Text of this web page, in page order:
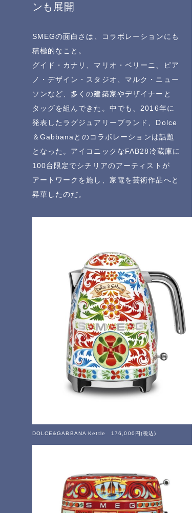
ンも展開
SMEGの面白さは、コラボレーションにも
積極的なこと。
グイド・カナリ、マリオ・ベリーニ、ピア
ノ・デザイン・スタジオ、マルク・ニュー
ソンなど、多くの建築家やデザイナーと
タッグを組んできた。中でも、2016年に
発表したラグジュアリーブランド、Dolce
＆Gabbanaとのコラボレーションは話題
となった。アイコニックなFAB28冷蔵庫に
100台限定でシチリアのアーティストが
アートワークを施し、家電を芸術作品へと
昇華したのだ。
DOLCE&GABBANA Kettle 176,000円(税込)